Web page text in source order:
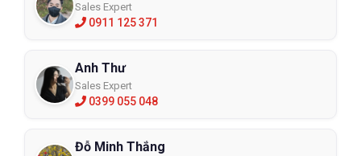
Sales Expert
0911 125 371
Anh Thư
Sales Expert
0399 055 048
Đỗ Minh Thắng